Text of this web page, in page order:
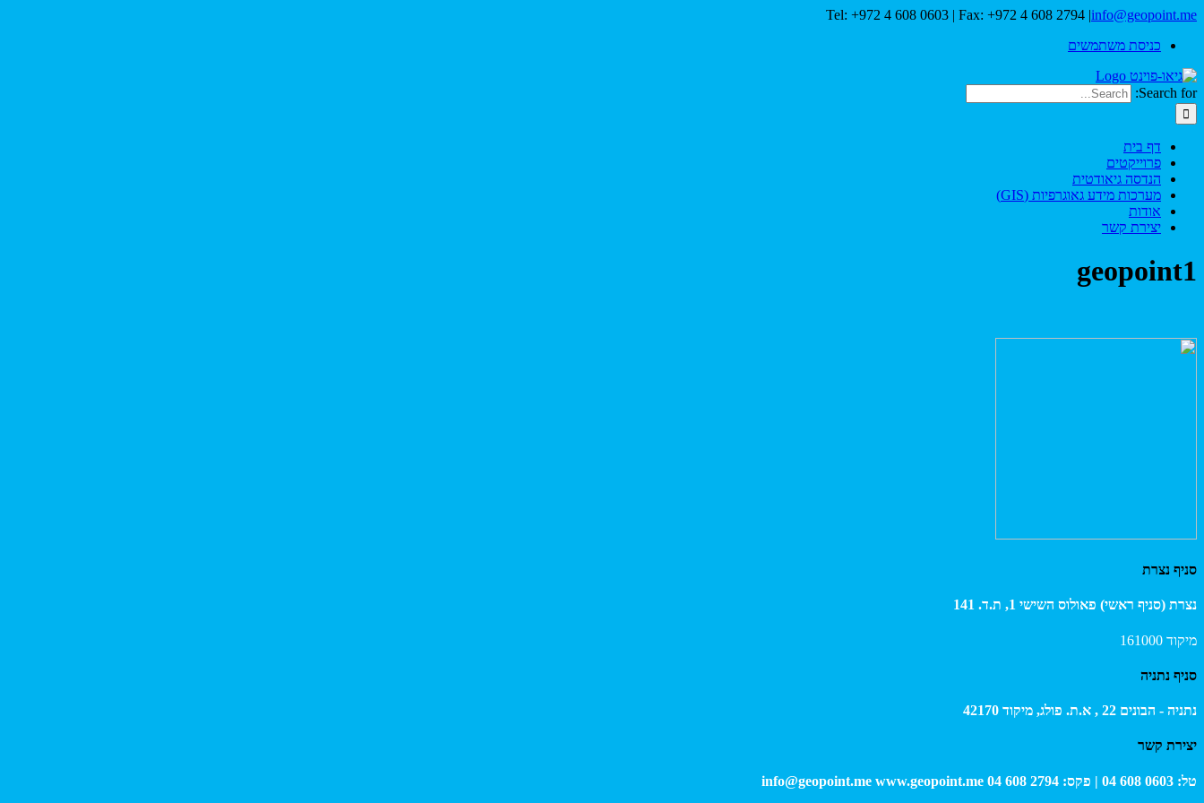
Tel: +972 4 608 0603 | Fax: +972 4 608 2794 |info@geopoint.me
כניסת משתמשים
Search for:
דף בית
פרוייקטים
הנדסה גיאודטית
מערכות מידע גאוגרפיות (GIS)
אודות
יצירת קשר
geopoint1
סניף נצרת
נצרת (סניף ראשי) פאולוס השישי 1, ת.ד. 141
מיקוד 161000
סניף נתניה
נתניה - הבונים 22 , א.ת. פולג, מיקוד 42170
יצירת קשר
טל: 0603 608 04 | פקס: 2794 608 04 info@geopoint.me www.geopoint.me